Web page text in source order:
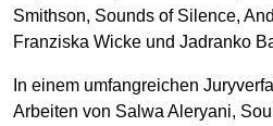
Smithson, Sounds of Silence,
Franziska Wicke und Jadranko
In einem umfangreichen
Arbeiten von Salwa Aleryani,